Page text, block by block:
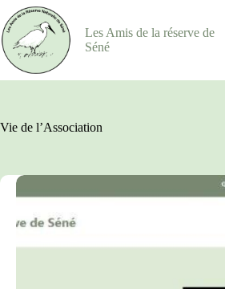
Passer
au
contenu
Les Amis de la réserve de
Séné
Vie de l’Association